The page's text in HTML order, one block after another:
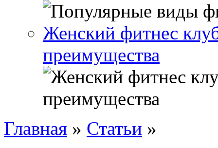
Женский фитнес
преимущества
Главная » Статьи »